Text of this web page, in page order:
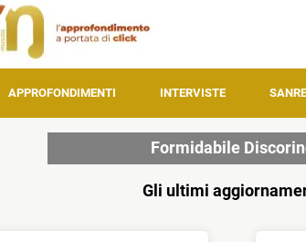
APPROFONDIMENTI INTERVISTE
Formidabile
Gli ultimi